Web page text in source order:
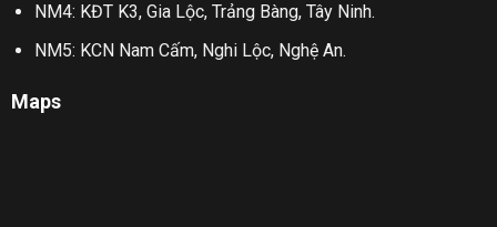
NM4: KĐT K3, Gia Lộc, Trảng Bàng, Tây Ninh.
NM5: KCN Nam Cấm, Nghi Lộc, Nghệ An.
Maps